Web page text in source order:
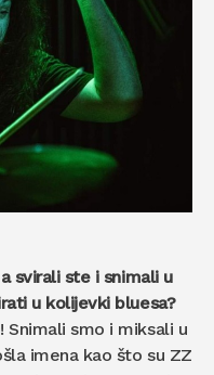
svirali ste i snimali u
u kolijevki bluesa?
Snimali smo i miksali u
imena kao što su ZZ